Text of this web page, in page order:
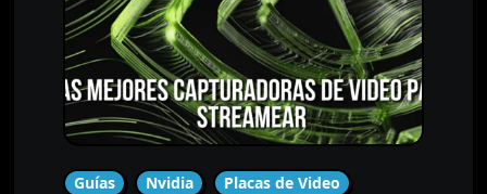
Guías Nvidia
Placas de Video